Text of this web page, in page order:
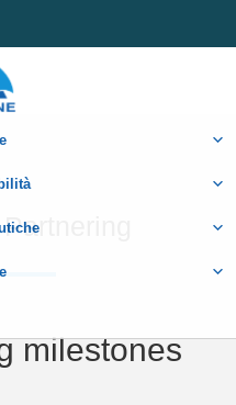
milestones